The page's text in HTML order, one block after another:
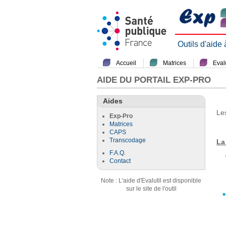
Outils d'aide
Accueil Matrices
AIDE DU PORTAIL EXP-PRO
Aides
Exp-Pro
Matrices
CAPS
Transcodage
F.A.Q.
Contact
Note : L'aide d'Evalutil est disponible
sur le site de l'outil